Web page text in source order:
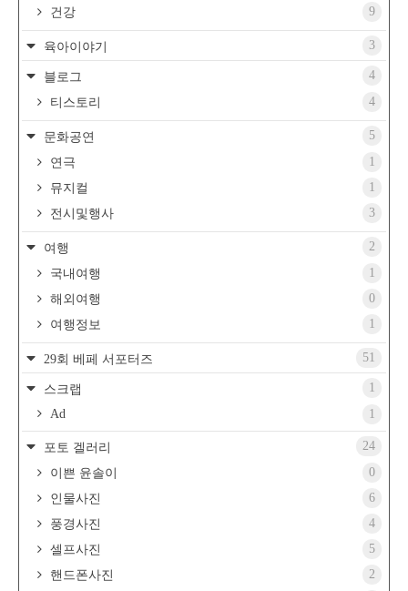
건강
9
육아이야기 3
블로그
4
티스토리
4
문화공연
5
연극
1
뮤지컬
1
전시및행사
3
여행
2
국내여행
1
해외여행
0
여행정보
1
29회 베페 서포터즈 51
스크랩
1
Ad
1
포토 겔러리
24
이쁜 윤솔이
0
인물사진
6
풍경사진
4
셀프사진
5
핸드폰사진
2